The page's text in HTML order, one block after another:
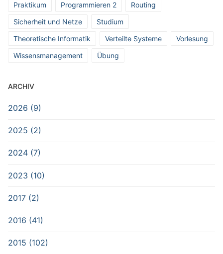
Praktikum
Programmieren 2
Routing
Sicherheit und Netze
Studium
Theoretische Informatik
Verteilte Systeme
Vorlesung
Wissensmanagement
Übung
ARCHIV
2026 (9)
2025 (2)
2024 (7)
2023 (10)
2017 (2)
2016 (41)
2015 (102)